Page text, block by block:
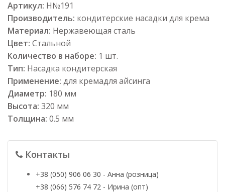
Артикул: Н№191
Производитель: кондитерские насадки для крема
Материал: Нержавеющая сталь
Цвет: Стальной
Количество в наборе: 1 шт.
Тип: Насадка кондитерская
Применение: для кремадля айсинга
Диаметр: 180 мм
Высота: 320 мм
Толщина: 0.5 мм
Контакты
+38 (050) 906 06 30 - Анна (розница)
+38 (066) 576 74 72 - Ирина (опт)